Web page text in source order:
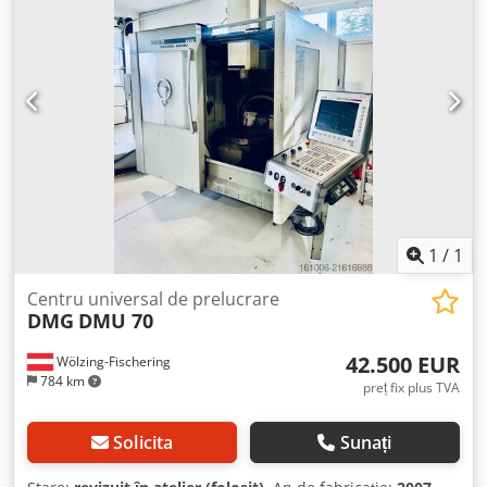
Cursă axă X: 880 mm Cursă axă Y: 630 mm Cursă axă Z: 630
mm Viteza de rotație a mandrinului: 12.000 rpm Codpszpw
Iuofx Am Hsha Axă B controlată: -15° până la +90° Prindere
sculă: SK 40 Număr de locuri în magazia de scule: 32
DETALII DESPRE MAȘINĂ Control: Heidenhain iTNC 530 Ore
de funcționare mandrin: 50.033 h ECHIPAMENTE Sistem de
1 / 1
Wölzing-Fischering
784 km
Centru universal de prelucrare
DMG DMU 70
42.500 EUR
preț fix plus TVA
Solicita Sunați